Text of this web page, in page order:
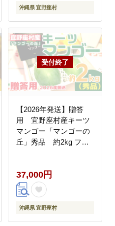
デザート 産地直送 送料
沖縄県 宜野座村
【2026年発送】贈答
用 宜野座村産キーツ
マンゴー「マンゴーの
丘」秀品 約2kg フル
Mango デザート 大きい
希少 贈り物 ビタミン
おすすめ 贅沢 栄養価
国産 沖縄県 人気 産地
37,000円
沖縄県 宜野座村